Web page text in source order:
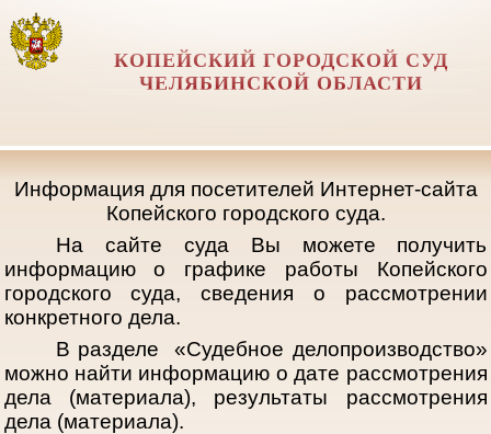
КОПЕЙСКИЙ ГОРОДСКОЙ СУД
ЧЕЛЯБИНСКОЙ ОБЛАСТИ
Информация для посетителей Интернет-сайта
Копейского городского суда.
На сайте суда Вы можете получить
информацию о графике работы Копейского
городского суда, сведения о рассмотрении
конкретного дела.
В разделе «Судебное делопроизводство»
можно найти информацию о дате рассмотрения
дела (материала), результаты рассмотрения
дела (материала).